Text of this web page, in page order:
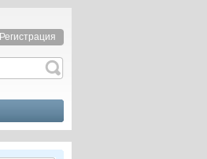
Регистрация